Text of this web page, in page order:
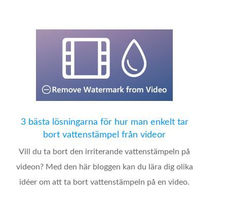
3 bästa lösningarna för hur man enkelt tar
bort vattenstämpel från videor
Vill du ta bort den irriterande vattenstämpeln på
videon? Med den här bloggen kan du lära dig olika
idéer om att ta bort vattenstämpeln på en video.